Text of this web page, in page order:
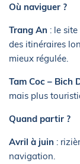
Où naviguer ?
Trang An : le
des itinéraires
mieux régulée.
Tam Coc – Bich
mais plus
Quand partir ?
Avril à juin :
navigation.